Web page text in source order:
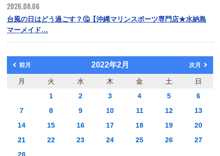
2026.08.06
台風の日はどう過ごす？🤔【沖縄マリンスポーツ専門店★水納島
マーメイド…
前月 2022年2月 次月
月 火 水 木 金 土
日
1
2 3 4 5
6
7
8 9 10 11 12
13
14
15 16 17 18 19
20
21
22 23 24 25 26
27
28